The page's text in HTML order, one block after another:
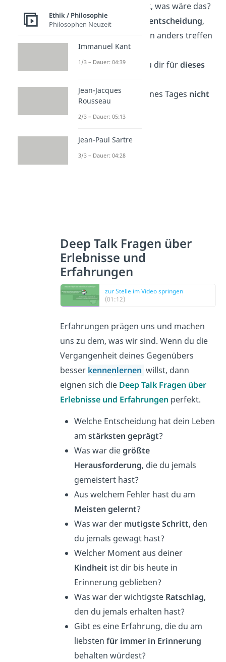
könntest, was wäre das?
Gibt es eine
Lebensentscheidung,
die du im Nachhinein anders treffen
würdest?
Welches Ziel hast du dir fürdieses
Was möchtest du eines Tages nicht
Deep Talk Fragen über
Erlebnisse und
Erfahrungen
zur Stelle im Video springen
(01:12)
Erfahrungen prägen uns und machen
uns zu dem, was wir sind. Wenn du die
Vergangenheit deines Gegenübers
besser kennenlernen willst, dann
eignen sich die Deep Talk Fragen über
Erlebnisse und Erfahrungen perfekt.
Welche Entscheidung hat dein Leben
am stärksten geprägt?
Was war diegrößte
Herausforderung, die du jemals
gemeistert hast?
Aus welchem Fehler hast du am
Meisten gelernt?
Was war der mutigste Schritt, den
du jemals gewagt hast?
Welcher Moment aus deiner
Kindheit ist dir bis heute in
Erinnerung geblieben?
Was war der wichtigste Ratschlag,
den du jemals erhalten hast?
Gibt es eine Erfahrung, die du am
liebsten für immer in Erinnerung
behalten würdest?
Ethik / Philosophie
Philosophen Neuzeit
Immanuel Kant
1/3 – Dauer: 04:39
Jean-Jacques
Rousseau
2/3 – Dauer: 05:13
Jean-Paul Sartre
3/3 – Dauer: 04:28